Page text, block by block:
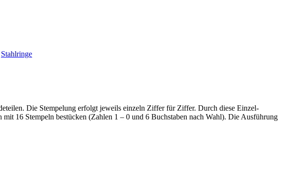
Stahlringe
Die Stempelung erfolgt jeweils einzeln Ziffer für Ziffer. Durch diese Einzel-
16 Stempeln bestücken (Zahlen 1 – 0 und 6 Buchstaben nach Wahl). Die Ausführung